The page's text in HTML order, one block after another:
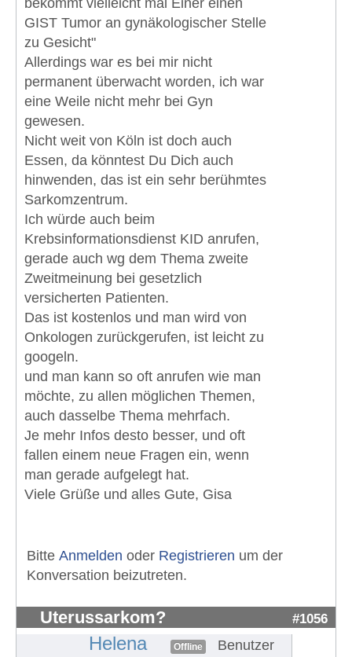
bekommt vielleicht mal Einer einen
GIST Tumor an gynäkologischer Stelle
zu Gesicht"
Allerdings war es bei mir nicht
permanent überwacht worden, ich war
eine Weile nicht mehr bei Gyn
gewesen.
Nicht weit von Köln ist doch auch
Essen, da könntest Du Dich auch
hinwenden, das ist ein sehr berühmtes
Sarkomzentrum.
Ich würde auch beim
Krebsinformationsdienst KID anrufen,
gerade auch wg dem Thema zweite
Zweitmeinung bei gesetzlich
versicherten Patienten.
Das ist kostenlos und man wird von
Onkologen zurückgerufen, ist leicht zu
googeln.
und man kann so oft anrufen wie man
möchte, zu allen möglichen Themen,
auch dasselbe Thema mehrfach.
Je mehr Infos desto besser, und oft
fallen einem neue Fragen ein, wenn
man gerade aufgelegt hat.
Viele Grüße und alles Gute, Gisa
Bitte Anmelden oder Registrieren um der
Konversation beizutreten.
Uterussarkom? #1056
Helena Offline
Benutzer